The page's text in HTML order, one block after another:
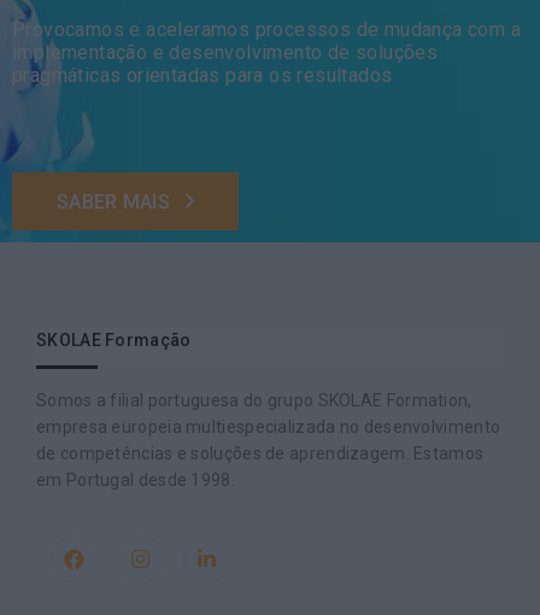
Provocamos e aceleramos processos de mudança com a
implementação e desenvolvimento de soluções
pragmáticas orientadas para os resultados
SABER MAIS
SKOLAE Formação
Somos a filial portuguesa do grupo SKOLAE Formation,
empresa europeia multiespecializada no desenvolvimento
de competências e soluções de aprendizagem. Estamos
em Portugal desde 1998.